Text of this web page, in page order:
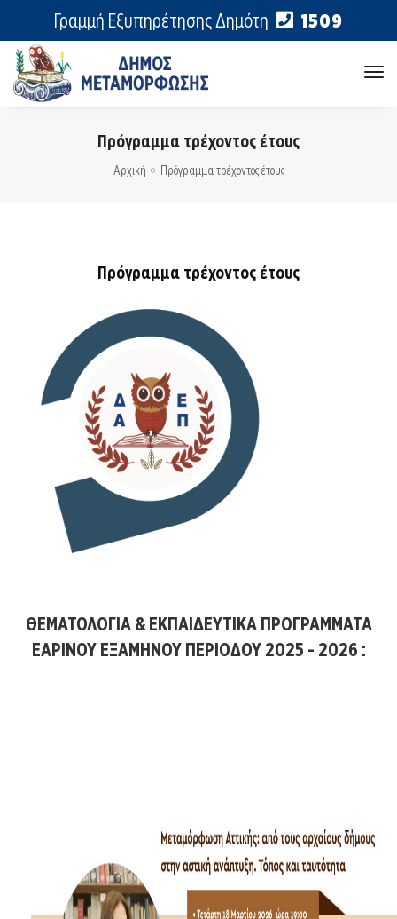
Γραμμή Εξυπηρέτησης Δημότη 1509
Πρόγραμμα τρέχοντος έτους
Αρχική Πρόγραμμα τρέχοντος έτους
Πρόγραμμα τρέχοντος έτους
ΘΕΜΑΤΟΛΟΓΙΑ & ΕΚΠΑΙΔΕΥΤΙΚΑ ΠΡΟΓΡΑΜΜΑΤΑ
ΕΑΡΙΝΟΥ ΕΞΑΜΗΝΟΥ ΠΕΡΙΟΔΟΥ 2025 - 2026 :